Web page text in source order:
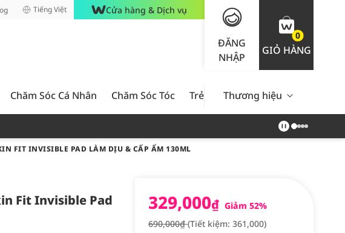
Tiếng Việt Cửa hàng & Dịch vụ
ĐĂNG
NHẬP
0
GIỎ HÀNG
Chăm Sóc Cá Nhân Chăm Sóc Tóc Trẻ Em Nam Giới Chăm Sóc
Thương hiệu
FIT INVISIBLE PAD LÀM DỊU & CẤP ẨM 130ML
Fit Invisible Pad
329,000₫ Giảm 52%
690,000₫(Tiết kiệm: 361,000)